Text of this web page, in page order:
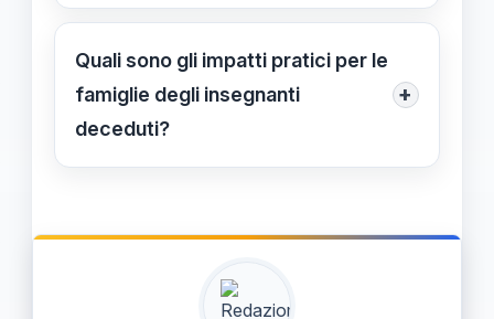
Perché sono considerati un beneficio
strettamente personale e legato
all’attività professionale del docente,
senza previsione di successione o
Quali sono gli impatti pratici per le
famiglie degli insegnanti
deceduti?
+
Gli eredi, come la vedova, non
bonus accumulato, poiché resta un
diritto strettamente personale e non